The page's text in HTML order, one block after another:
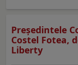
Preşedintele
Costel Fotea,
Liberty